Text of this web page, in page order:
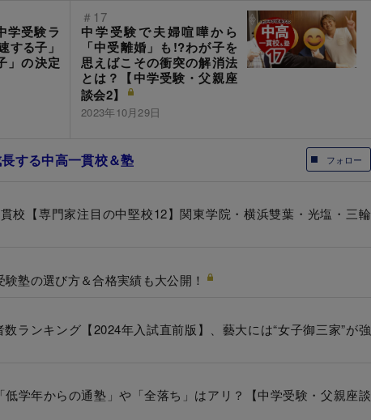
学受験ラ
する子」
」の決定
＃17
中学受験で夫婦喧嘩から
「中受離婚」も!?わが子を
思えばこその衝突の解消法
とは？【中学受験・父親座
談会2】
2023年10月29日
フォロー
する中高一貫校＆塾
校【専門家注目の中堅校12】関東学院・横浜雙葉・光塩・三輪
塾の選び方＆合格実績も大公開！
ランキング【2024年入試直前版】、藝大には“女子御三家”が強
低学年からの通塾」や「全落ち」はアリ？【中学受験・父親座談